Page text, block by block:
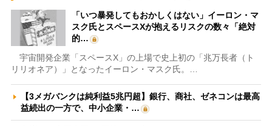
「いつ暴発してもおかしくはない」イーロン・マ
スク氏とスペースXが抱えるリスクの数々「絶対
的…
宇宙開発企業「スペースX」の上場で史上初の「兆万長者（ト
リリオネア）」となったイーロン・マスク氏。…
【3メガバンクは純利益5兆円超】銀行、商社、ゼネコンは最高
益続出の一方で、中小企業・…